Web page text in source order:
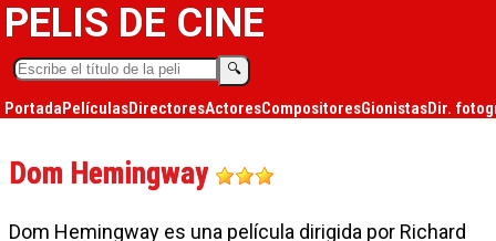
PELIS DE CINE
🔍︎
PortadaPelículasDirectoresActoresCompositoresGionistasDir.
Dom Hemingway
Dom Hemingway es una película dirigida por Richard